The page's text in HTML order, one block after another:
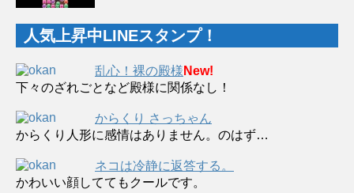
人気上昇中LINEスタンプ！
乱心！裸の殿様 New!
下々のざれごとなど殿様に関係なし！
からくり さっちゃん
からくり人形に感情はありません。のはず…
ネコは冷静に返答する。
かわいい顔しててもクールです。